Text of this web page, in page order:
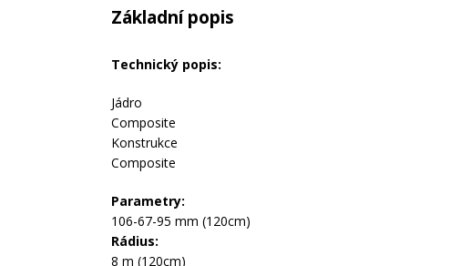
Základní popis
Technický popis:
Jádro
Composite
Konstrukce
Composite
Parametry:
106-67-95 mm (120cm)
Rádius:
8 m (120cm)